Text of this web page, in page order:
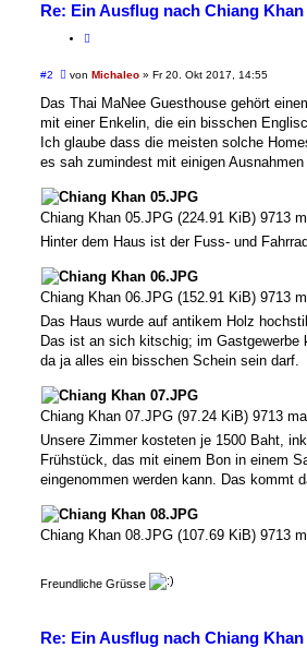
Re: Ein Ausflug nach Chiang Khan
#2
B
r
a
g
von Michaleo » Fr 20. Okt 2017, 14:55
Das Thai MaNee Guesthouse gehört
mit einer Enkelin, die ein bisschen
Ich glaube dass die meisten solche
es sah zumindest mit einigen
Chiang Khan 05.JPG (224.91 KiB) 9713
Hinter dem Haus ist der Fuss- und
Chiang Khan 06.JPG (152.91 KiB) 9713
Das Haus wurde auf antikem Holz
Das ist an sich kitschig; im
da ja alles ein bisschen Schein sein darf.
Chiang Khan 07.JPG (97.24 KiB) 9713
Unsere Zimmer kosteten je 1500 Baht,
Frühstück, das mit einem Bon in einem
eingenommen werden kann. Das kommt
Chiang Khan 08.JPG (107.69 KiB) 9713
Freundliche Grüsse
Re: Ein Ausflug nach Chiang Khan